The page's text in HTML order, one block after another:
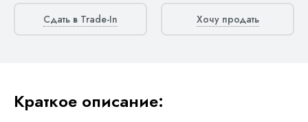
Сдать в Trade-In Хочу продать
Краткое описание: